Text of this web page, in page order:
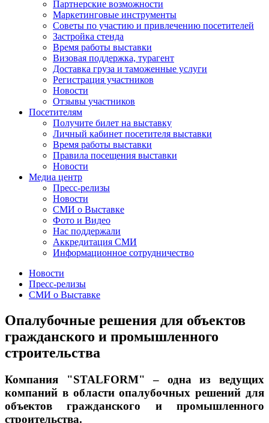
Партнерские возможности
Маркетинговые инструменты
Советы по участию и привлечению посетителей
Застройка стенда
Время работы выставки
Визовая поддержка, турагент
Доставка груза и таможенные услуги
Регистрация участников
Новости
Отзывы участников
Посетителям
Получите билет на выставку
Личный кабинет посетителя выставки
Время работы выставки
Правила посещения выставки
Новости
Медиа центр
Пресс-релизы
Новости
СМИ о Выставке
Фото и Видео
Нас поддержали
Аккредитация СМИ
Информационное сотрудничество
Новости
Пресс-релизы
СМИ о Выставке
Опалубочные решения для объектов
гражданского и промышленного
строительства
Компания "STALFORM" – одна из ведущих
компаний в области опалубочных решений для
объектов гражданского и промышленного
строительства.